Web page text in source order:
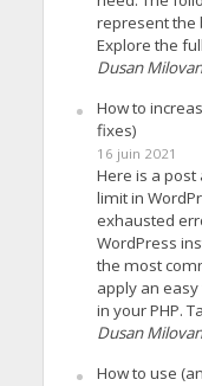
represent the
Explore the
Dusan
How to
fixes)
16 juin 2021
Here is a
limit in
exhausted
WordPress
the most
apply an
in your PHP.
Dusan
How to use